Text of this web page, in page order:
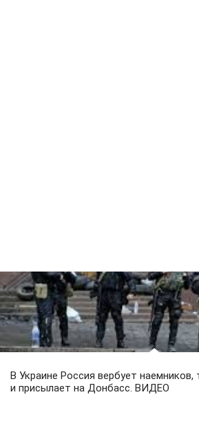
В Украине Россия вербует
и присылает на Донбасс. ВИДЕО